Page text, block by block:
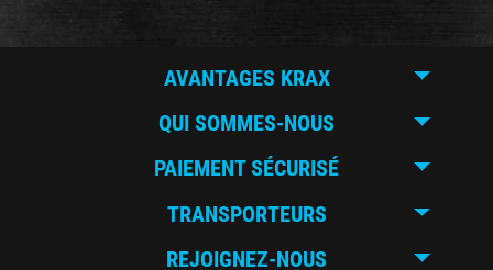
AVANTAGES KRAX
QUI SOMMES-NOUS
PAIEMENT SÉCURISÉ
TRANSPORTEURS
REJOIGNEZ-NOUS